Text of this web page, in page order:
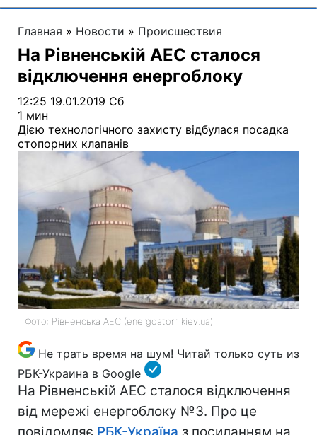
Главная » Новости » Происшествия
На Рівненській АЕС сталося
відключення енергоблоку
12:25 19.01.2019 Сб
1 мин
Дією технологічного захисту відбулася посадка
стопорних клапанів
Фото: Рівненська АЕС (energoatom.kiev.ua)
Не трать время на шум! Читай только суть из
РБК-Украина в Google
На Рівненській АЕС сталося відключення
від мережі енергоблоку №3. Про це